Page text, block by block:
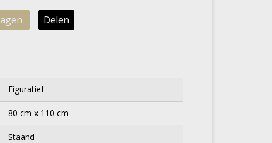
Delen
Figuratief
80 cm x 110 cm
Staand